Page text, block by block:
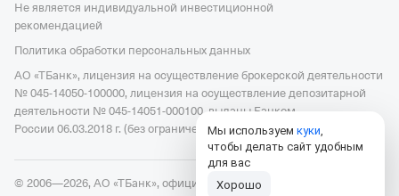
Не является индивидуальной инвестиционной
рекомендацией
Политика обработки персональных данных
АО «ТБанк», лицензия на осуществление брокерской деятельности
№ 045-14050-100000, лицензия на осуществление депозитарной
деятельности № 045-14051-000100, выданы Банком
России 06.03.2018 г. (без ограничения срока действия).
© 2006—2026, АО «ТБанк», официальный сайт,
Мы используем куки,
чтобы делать сайт удобным
для вас
Хорошо